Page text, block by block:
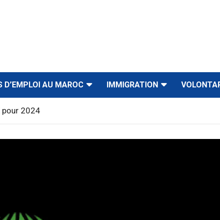
D’EMPLOI AU MAROC IMMIGRATION
pour 2024